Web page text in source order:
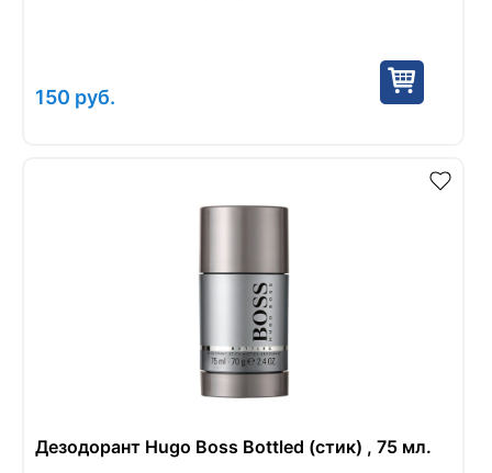
150 руб.
Дезодорант Hugo Boss Bottled (стик) , 75 мл.